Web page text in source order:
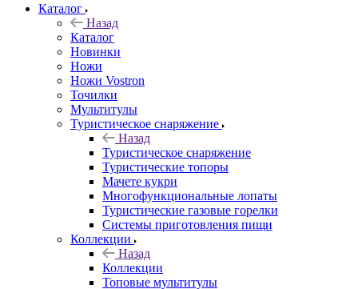
Каталог
Назад
Каталог
Новинки
Ножи
Ножи Vostron
Точилки
Мультитулы
Туристическое снаряжение
Назад
Туристическое снаряжение
Туристические топоры
Мачете кукри
Многофункциональные лопаты
Туристические газовые горелки
Системы приготовления пищи
Коллекции
Назад
Коллекции
Топовые мультитулы